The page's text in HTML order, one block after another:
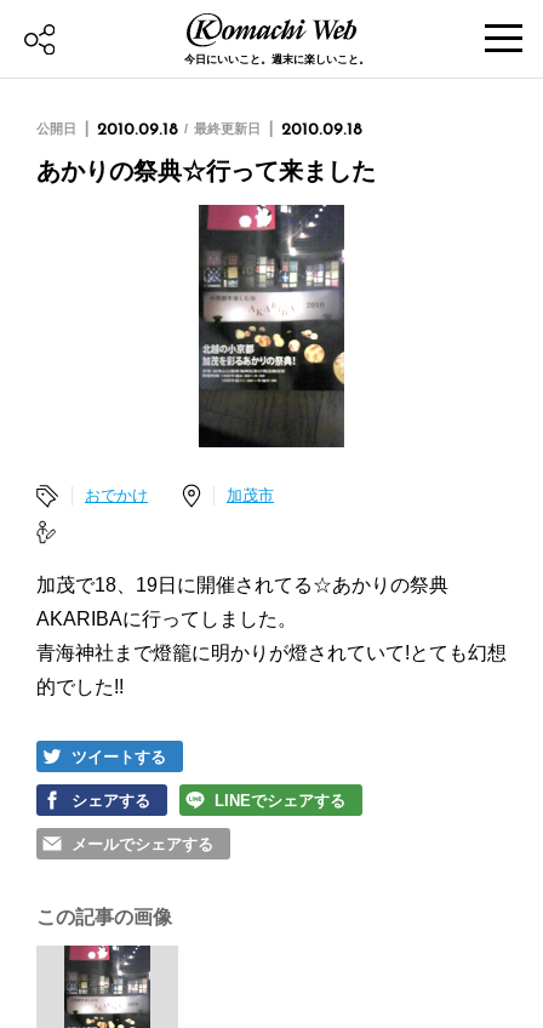
今日にいいこと。週末に楽しいこと。
公開日 2010.09.18 最終更新日 2010.09.18
あかりの祭典☆行って来ました
おでかけ 加茂市
加茂で18、19日に開催されてる☆あかりの祭典
AKARIBAに行ってしました。
青海神社まで燈籠に明かりが燈されていて!とても幻想
的でした!!
ツイートする
シェアする LINEでシェアする
メールでシェアする
この記事の画像